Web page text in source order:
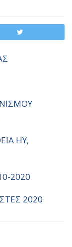
ΗΥ,
2020
2020